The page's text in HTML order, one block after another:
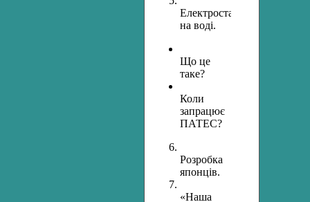
Електростанція
на воді.
Що це
таке?
Коли
запрацює
ПАТЕС?
Розробка
японців.
«Наша